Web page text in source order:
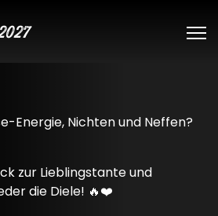
Energie, Nichten und Neffen?
zur Lieblingstante und
die Diele! 🔥❤️